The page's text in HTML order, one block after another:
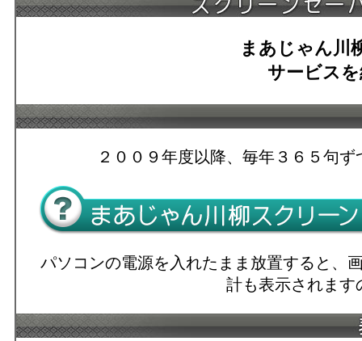
まあじゃん川
サービス
２００９年度以降、毎年３６５句
パソコンの電源を入れたまま放置すると、
計も表示されます